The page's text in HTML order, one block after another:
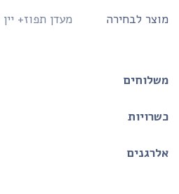
לבחירה מעדן תפוז+ יין לבן